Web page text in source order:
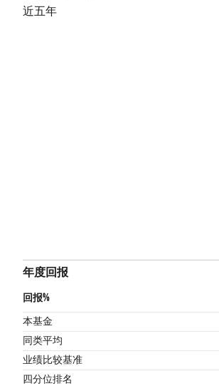
近五年
年度回报
回报%
本基金
同类平均
业绩比较基准
四分位排名